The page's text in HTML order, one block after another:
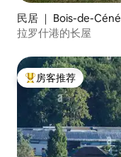
民居 ｜ Bois-de-Céné
拉罗什港的长屋
热门「房客推荐」
房客推荐